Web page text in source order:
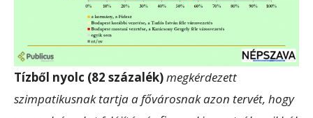
Tízből nyolc (82 százalék)megkérdezett
szimpatikusnak tartja a fővárosnak azon tervét, hogy